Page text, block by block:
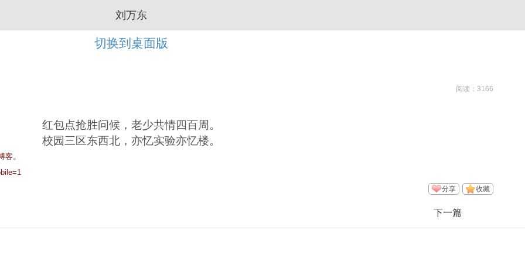
刘万东
切换到桌面版
阅读：3166
红包点抢胜问候， 老少共情四百周。
校园三区东西北， 亦忆实验亦忆楼。
。
收藏
分享
下一篇